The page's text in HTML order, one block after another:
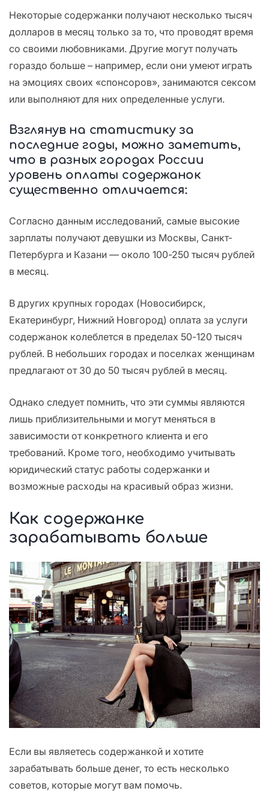
Некоторые содержанки получают несколько тысяч
долларов в месяц только за то, что проводят время
со своими любовниками. Другие могут получать
гораздо больше – например, если они умеют играть
на эмоциях своих «спонсоров», занимаются сексом
или выполняют для них определенные услуги.
Взглянув на статистику за
последние годы, можно заметить,
что в разных городах России
уровень оплаты содержанок
существенно отличается:
Согласно данным исследований, самые высокие
зарплаты получают девушки из Москвы, Санкт-
Петербурга и Казани — около 100-250 тысяч рублей
в месяц.
В других крупных городах (Новосибирск,
Екатеринбург, Нижний Новгород) оплата за услуги
содержанок колеблется в пределах 50-120 тысяч
рублей. В небольших городах и поселках женщинам
предлагают от 30 до 50 тысяч рублей в месяц.
Однако следует помнить, что эти суммы являются
лишь приблизительными и могут меняться в
зависимости от конкретного клиента и его
требований. Кроме того, необходимо учитывать
юридический статус работы содержанки и
возможные расходы на красивый образ жизни.
Как содержанке
зарабатывать больше
Если вы являетесь содержанкой и хотите
зарабатывать больше денег, то есть несколько
советов, которые могут вам помочь.